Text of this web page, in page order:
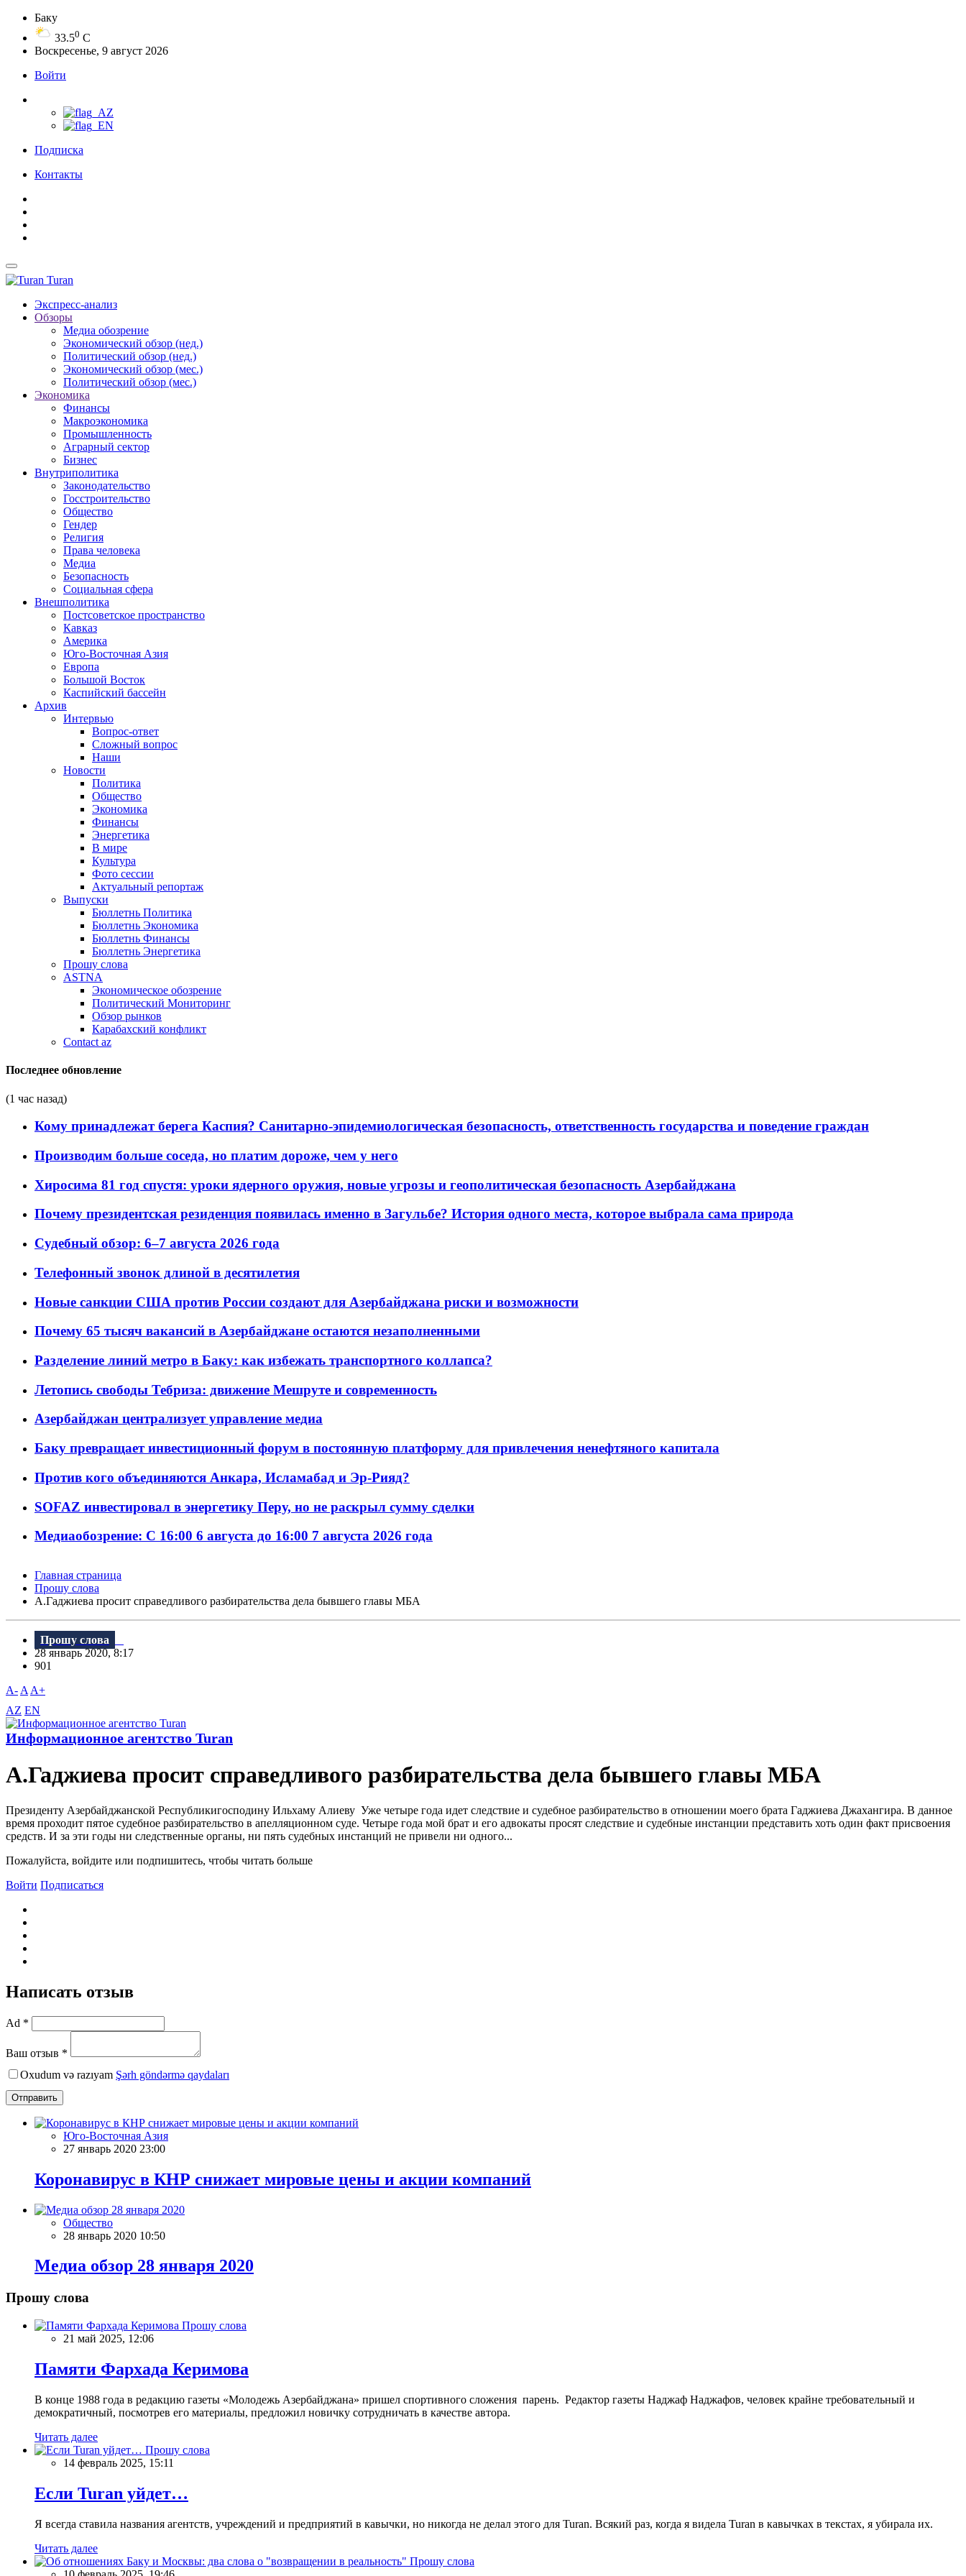
Баку
33.50 C
Воскресенье, 9 август 2026
Войти
Подписка
Контакты
Turan
Экспресс-анализ
Обзоры
Медиа обозрение
Экономический обзор (нед.)
Политический обзор (нед.)
Экономический обзор (мес.)
Политический обзор (мес.)
Экономика
Финансы
Макроэкономика
Промышленность
Аграрный сектор
Бизнес
Внутриполитика
Законодательство
Госстроительство
Общество
Гендер
Религия
Права человека
Медиа
Безопасность
Социальная сфера
Внешполитика
Постсоветское пространство
Кавказ
Америка
Юго-Восточная Азия
Европа
Большой Восток
Каспийский бассейн
Архив
Интервью
Вопрос-ответ
Сложный вопрос
Наши
Новости
Политика
Общество
Экономика
Финансы
Энергетика
В мире
Культура
Фото сессии
Актуальный репортаж
Выпуски
Бюллетнь Политика
Бюллетнь Экономика
Бюллетнь Финансы
Бюллетнь Энергетика
Прошу слова
ASTNA
Экономическое обозрение
Политический Мониторинг
Обзор рынков
Карабахский конфликт
Contact az
Последнее обновление
(1 час назад)
Кому принадлежат берега Каспия? Санитарно-эпидемиологическая безопасность, ответственность государства и поведение граждан
Производим больше соседа, но платим дороже, чем у него
Хиросима 81 год спустя: уроки ядерного оружия, новые угрозы и геополитическая безопасность Азербайджана
Почему президентская резиденция появилась именно в Загульбе? История одного места, которое выбрала сама природа
Судебный обзор: 6–7 августа 2026 года
Телефонный звонок длиной в десятилетия
Новые санкции США против России создают для Азербайджана риски и возможности
Почему 65 тысяч вакансий в Азербайджане остаются незаполненными
Разделение линий метро в Баку: как избежать транспортного коллапса?
Летопись свободы Тебриза: движение Мешруте и современность
Азербайджан централизует управление медиа
Баку превращает инвестиционный форум в постоянную платформу для привлечения ненефтяного капитала
Против кого объединяются Анкара, Исламабад и Эр-Рияд?
SOFAZ инвестировал в энергетику Перу, но не раскрыл сумму сделки
Медиаобозрение: С 16:00 6 августа до 16:00 7 августа 2026 года
Главная страница
Прошу слова
А.Гаджиева просит справедливого разбирательства дела бывшего главы МБА
Прошу слова
28 январь 2020, 8:17
901
A- A A+
AZ EN
Информационное агентство Turan
А.Гаджиева просит справедливого разбирательства дела бывшего главы МБА
Президенту Азербайджанской Республикигосподину Ильхаму Алиеву Уже четыре года идет следствие и судебное разбирательство в отношении моего брата Гаджиева Джахангира. В данное
время проходит пятое судебное разбирательство в апелляционном суде. Четыре года мой брат и его адвокаты просят следствие и судебные инстанции представить хоть один факт присвоения
средств. И за эти годы ни следственные органы, ни пять судебных инстанций не привели ни одного...
Пожалуйста, войдите или подпишитесь, чтобы читать больше
Войти Подписаться
Написать отзыв
Ad *
Ваш отзыв *
Oxudum və razıyam Şərh göndərmə qaydaları
Отправить
Юго-Восточная Азия
27 январь 2020 23:00
Коронавирус в КНР снижает мировые цены и акции компаний
Общество
28 январь 2020 10:50
Meдиа обзор 28 января 2020
Прошу слова
Прошу слова
21 май 2025, 12:06
Памяти Фархада Керимова
В конце 1988 года в редакцию газеты «Молодежь Азербайджана» пришел спортивного сложения парень. Редактор газеты Наджаф Наджафов, человек крайне требовательный и
демократичный, посмотрев его материалы, предложил новичку сотрудничать в качестве автора.
Читать далее
Прошу слова
14 февраль 2025, 15:11
Если Turan уйдет…
Я всегда ставила названия агентств, учреждений и предприятий в кавычки, но никогда не делал этого для Turan. Всякий раз, когда я видела Turan в кавычках в текстах, я убирала их.
Читать далее
Прошу слова